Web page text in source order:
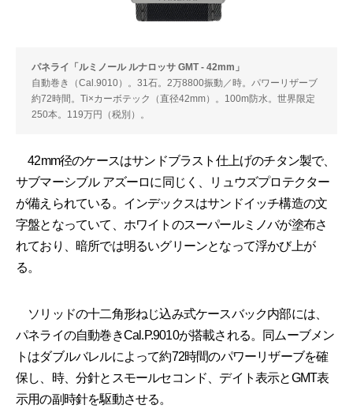
パネライ「ルミノール ルナロッサ GMT - 42mm」
自動巻き（Cal.9010）。31石。2万8800振動／時。パワーリザーブ
約72時間。Ti×カーボテック（直径42mm）。100m防水。世界限定
250本。119万円（税別）。
42mm径のケースはサンドブラスト仕上げのチタン製で、
サブマーシブル アズーロに同じく、リュウズプロテクター
が備えられている。インデックスはサンドイッチ構造の文
字盤となっていて、ホワイトのスーパールミノバが塗布さ
れており、暗所では明るいグリーンとなって浮かび上が
る。
ソリッドの十二角形ねじ込み式ケースバック内部には、
パネライの自動巻きCal.P.9010が搭載される。同ムーブメン
トはダブルバレルによって約72時間のパワーリザーブを確
保し、時、分針とスモールセコンド、デイト表示とGMT表
示用の副時針を駆動させる。